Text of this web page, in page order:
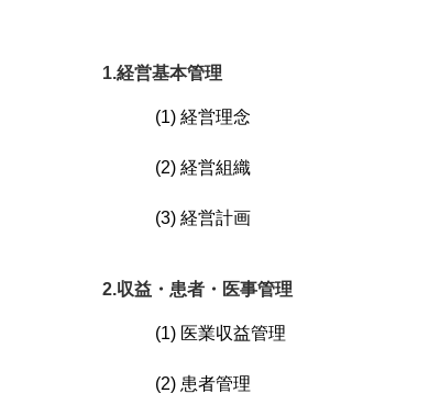
1.経営基本管理
(1) 経営理念
(2) 経営組織
(3) 経営計画
2.収益・患者・医事管理
(1) 医業収益管理
(2) 患者管理